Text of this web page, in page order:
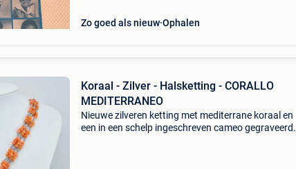
Zo goed als nieuw Ophalen
Koraal - Zilver - Halsketting - CORALLO
MEDITERRANEO
Nieuwe zilveren ketting met mediterrane koraal en
een in een schelp ingeschreven cameo gegraveerd,